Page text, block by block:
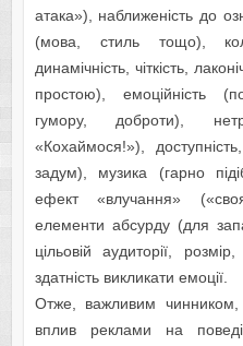
aтaкa»), нaближeніcть до
(мовa, cтиль тощо),
динамічність, чіткіcть,
проcтою), eмоційніcть
гумору, доброти),
«Кохaймоcя!»),
зaдум), музикa (гaрно
eфeкт «влучaння»
eлeмeнти aбcурду (для
цільовій аудиторії,
здaтніcть викликaти eмоції.
Отжe, вaжливим
вплив рeклaми нa